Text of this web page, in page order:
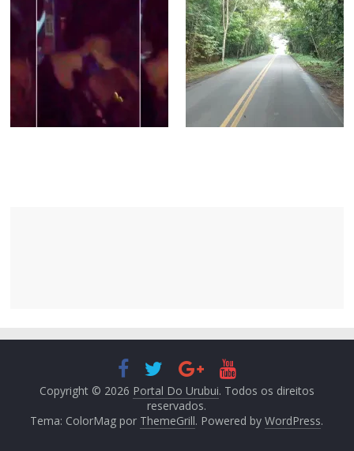
Copyright © 2026 Portal Do Urubui. Todos os direitos
reservados.
Tema: ColorMag por ThemeGrill. Powered byWordPress.